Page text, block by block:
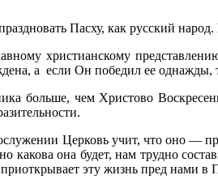
Пасху, как русский
христианскому
a если Он победил ее однажды,
больше, чем Христово
Церковь учит, что оно —
какова она будет, нам трудно
эту жизнь пред нами в